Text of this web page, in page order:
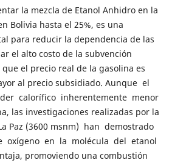
la mezcla de Etanol Anhidro en la
Bolivia hasta el 25%, es una
para reducir la dependencia de las
el alto costo de la subvención
el precio real de la gasolina es
al precio subsidiado. Aunque el
calorífico inherentemente menor
las investigaciones realizadas por la
Paz (3600 msnm) han demostrado
oxígeno en la molécula del etanol
promoviendo una combustión